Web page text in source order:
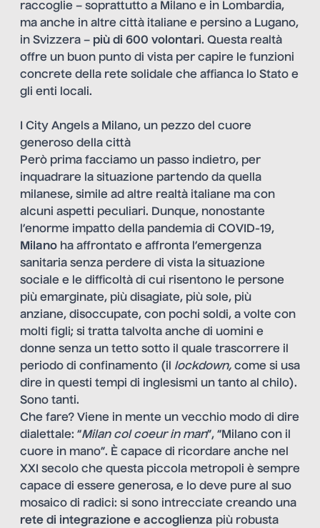
raccoglie – soprattutto a Milano e in Lombardia,
ma anche in altre città italiane e persino a Lugano,
in Svizzera – più di 600 volontari. Questa realtà
offre un buon punto di vista per capire le funzioni
concrete della rete solidale che affianca lo Stato e
gli enti locali.
I City Angels a Milano, un pezzo del cuore
generoso della città
Però prima facciamo un passo indietro, per
inquadrare la situazione partendo da quella
milanese, simile ad altre realtà italiane ma con
alcuni aspetti peculiari. Dunque, nonostante
l’enorme impatto della pandemia di COVID-19,
Milano ha affrontato e affronta l’emergenza
sanitaria senza perdere di vista la situazione
sociale e le difficoltà di cui risentono le persone
più emarginate, più disagiate, più sole, più
anziane, disoccupate, con pochi soldi, a volte con
molti figli; si tratta talvolta anche di uomini e
donne senza un tetto sotto il quale trascorrere il
periodo di confinamento (il lockdown, come si usa
dire in questi tempi di inglesismi un tanto al chilo).
Sono tanti.
Che fare? Viene in mente un vecchio modo di dire
dialettale: “Milan col coeur in man”, “Milano con il
cuore in mano”. È capace di ricordare anche nel
XXI secolo che questa piccola metropoli è sempre
capace di essere generosa, e lo deve pure al suo
mosaico di radici: si sono intrecciate creando una
rete di integrazione e accoglienza più robusta